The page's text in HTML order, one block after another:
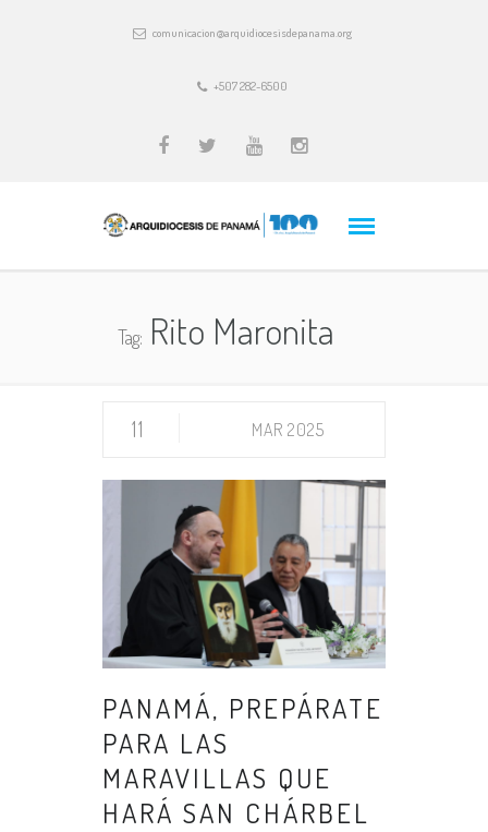
comunicacion@arquidiocesisdepanama.org
+507 282-6500
Tag:Rito Maronita
11 MAR 2025
PANAMÁ, PREPÁRATE
PARA LAS
MARAVILLAS QUE
HARÁ SAN CHÁRBEL